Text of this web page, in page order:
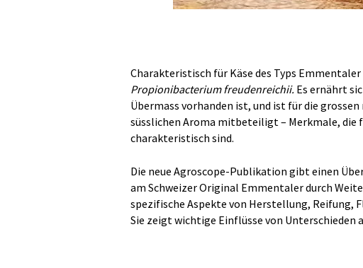
Charakteristisch für Käse des Typs
Propionibacterium freudenreichii. Es ernährt
Übermass vorhanden ist, und ist für die
süsslichen Aroma mitbeteiligt – Merkmale, die
charakteristisch sind.
Die neue Agroscope-Publikation gibt einen
am Schweizer Original Emmentaler durch
spezifische Aspekte von Herstellung, Reifung,
Sie zeigt wichtige Einflüsse von Unterschieden